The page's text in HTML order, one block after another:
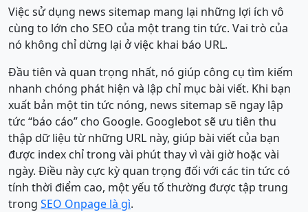
Việc sử dụng news sitemap mang lại những lợi ích vô
cùng to lớn cho SEO của một trang tin tức. Vai trò của
nó không chỉ dừng lại ở việc khai báo URL.
Đầu tiên và quan trọng nhất, nó giúp công cụ tìm kiếm
nhanh chóng phát hiện và lập chỉ mục bài viết. Khi bạn
xuất bản một tin tức nóng, news sitemap sẽ ngay lập
tức “báo cáo” cho Google. Googlebot sẽ ưu tiên thu
thập dữ liệu từ những URL này, giúp bài viết của bạn
được index chỉ trong vài phút thay vì vài giờ hoặc vài
ngày. Điều này cực kỳ quan trọng đối với các tin tức có
tính thời điểm cao, một yếu tố thường được tập trung
trong SEO Onpage là gì.